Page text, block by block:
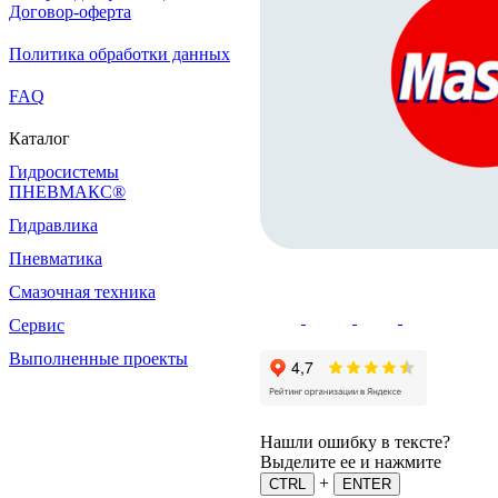
Договор-оферта
Политика обработки данных
FAQ
Каталог
Гидросистемы
ПНЕВМАКС®
Гидравлика
Пневматика
Смазочная техника
Сервис
Выполненные проекты
Нашли ошибку в тексте?
Выделите ее и нажмите
CTRL + ENTER